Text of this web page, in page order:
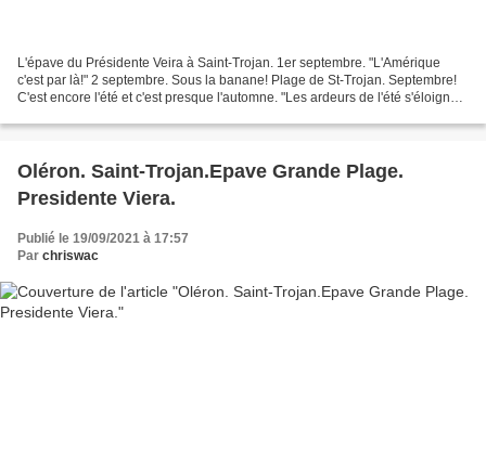
L'épave du Présidente Veira à Saint-Trojan. 1er septembre. "L'Amérique
c'est par là!" 2 septembre. Sous la banane! Plage de St-Trojan. Septembre!
C'est encore l'été et c'est presque l'automne. "Les ardeurs de l'été s'éloignent
Oléron. Saint-Trojan.Epave Grande Plage.
Presidente Viera.
Publié le 19/09/2021 à 17:57
Par chriswac